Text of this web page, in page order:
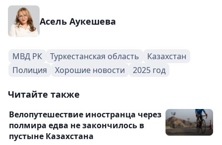
Асель Аукешева
МВД РК Туркестанская область
Казахстан
Полиция
Хорошие новости 2025 год
Читайте также
Велопутешествие иностранца через
полмира едва не закончилось в
пустыне Казахстана